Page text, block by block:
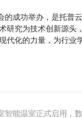
的成功举办，是托普
研究为技术创新源
代化的力量，为行业
智能温室正式启用，